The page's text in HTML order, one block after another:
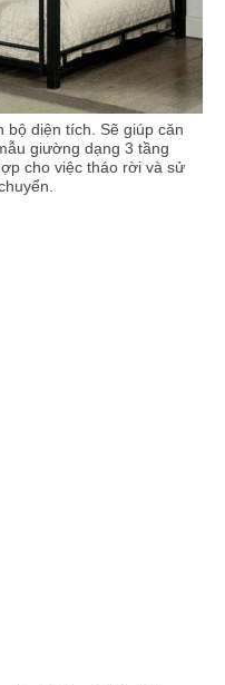
bộ diện tích. Sẽ giúp căn
giường dạng 3 tầng
cho việc tháo rời và sử